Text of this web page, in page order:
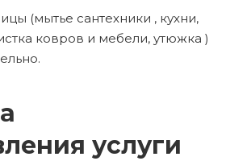
(мытье сантехники , кухни,
ковров и мебели, утюжка )
услуги